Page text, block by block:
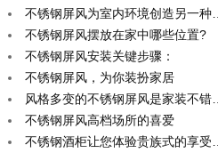
不锈钢屏风为室内环境创造另一种…
不锈钢屏风摆放在家中哪些位置?
不锈钢屏风安装关键步骤：
不锈钢屏风，为你装扮家居
风格多变的不锈钢屏风是家装不错…
不锈钢屏风高档场所的喜爱
不锈钢酒柜让您体验贵族式的享受…